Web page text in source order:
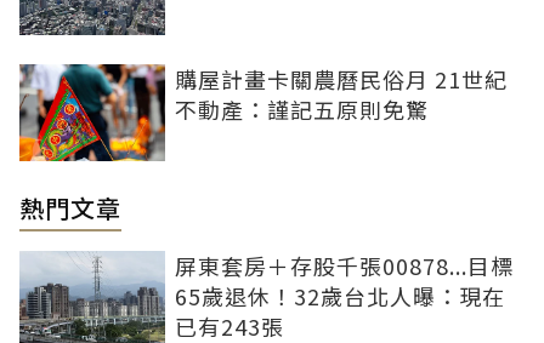
購屋計畫卡關農曆民俗月 21世紀
不動產：謹記五原則免驚
熱門文章
屏東套房＋存股千張00878...目標
65歲退休！32歲台北人曝：現在
已有243張